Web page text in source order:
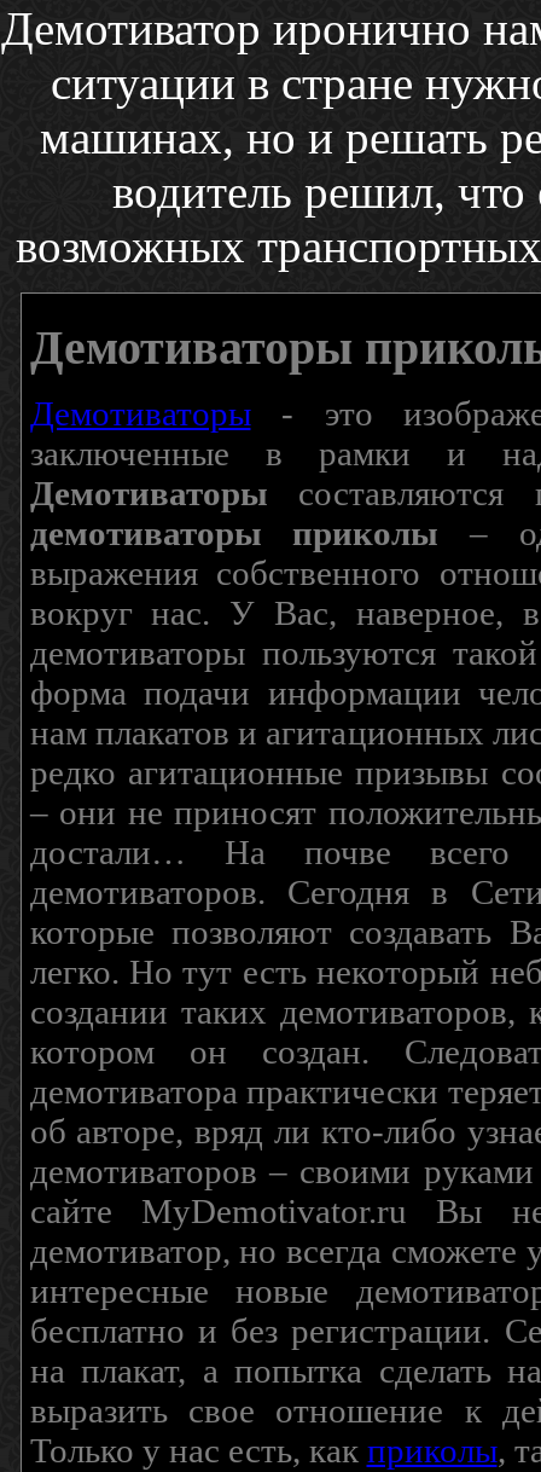
Демотиватор иронично
ситуации в стране
машинах, но и решать
водитель решил, что
возможных
Демотиваторы
Демотиваторы- это
заключенные в рамки и
Демотиваторы составляются
демотиваторы приколы –
выражения собственного
вокруг нас. У Вас, наверное,
демотиваторы пользуются
форма подачи информации
нам плакатов и агитационных
редко агитационные призывы
– они не приносят
достали… На почве всего
демотиваторов. Сегодня в
которые позволяют создавать
легко. Но тут есть некоторый
создании таких
котором он создан.
демотиватора практически
об авторе, вряд ли кто-либо
демотиваторов – своими
сайте MyDemotivator.ru Вы
демотиватор, но всегда сможете
интересные новые
бесплатно и без регистрации.
на плакат, а попытка
выразить свое отношение к
Только у нас есть, как приколы,